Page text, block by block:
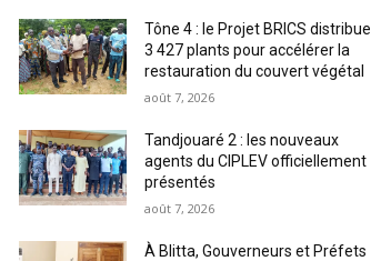
Tône 4 : le Projet BRICS distribue
3 427 plants pour accélérer la
restauration du couvert végétal
août 7, 2026
Tandjouaré 2 : les nouveaux
agents du CIPLEV officiellement
présentés
août 7, 2026
À Blitta, Gouverneurs et Préfets